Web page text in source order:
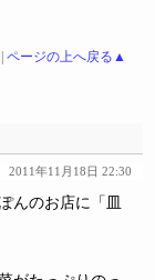
ページの上へ戻る▲
2011年11月18日 22:30
んのお店に「皿